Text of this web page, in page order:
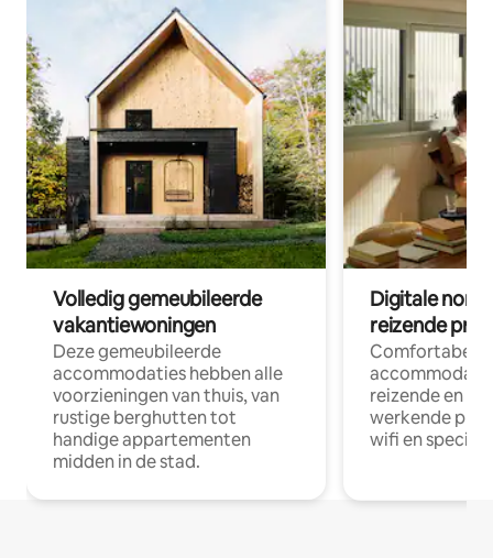
Volledig gemeubileerde
vakantiewoningen
Deze gemeubileerde
accommodaties hebben alle
voorzieningen van thuis, van
rustige berghutten tot
handige appartementen
midden in de stad.
Digitale
reizende
Comfortabele
reizende en
werkende
wifi en